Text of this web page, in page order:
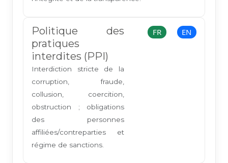
Politique des
pratiques
interdites (PPI)
Interdiction stricte de la
corruption, fraude,
collusion, coercition,
obstruction ; obligations
des personnes
affiliées/contreparties et
régime de sanctions.
FR EN